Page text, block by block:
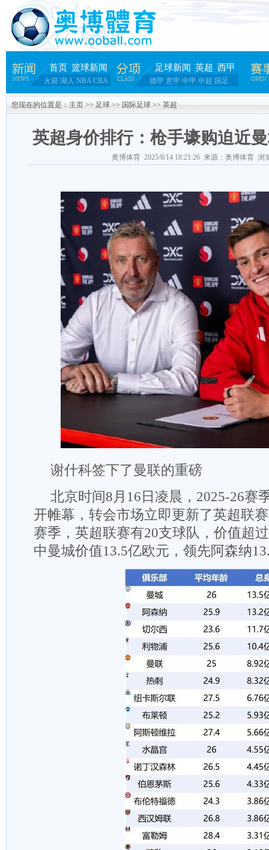
首页 篮球新闻
火箭 湖人 NBA CBA
足球新闻 英超 西甲
德甲 意甲 中甲 中超 国足
您现在的位置是： 主页 >> 足球 >> 国际足球 >> 英超
英超身价排行：枪手壕购迫近
奥博体育 2025/8/14 18:21:26 来源：奥博体育 浏
谢什科签下了曼联的重磅
北京时间8月16日凌晨，2025-26赛
开帷幕，转会市场立即更新了英超联
赛季，英超联赛有20支球队，价值超
中曼城价值13.5亿欧元，领先阿森纳